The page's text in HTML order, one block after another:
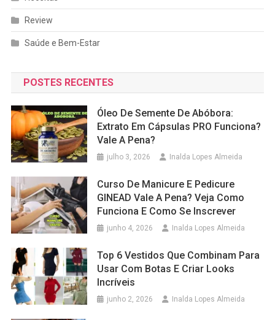
Review
Saúde e Bem-Estar
POSTES RECENTES
Óleo De Semente De Abóbora:
Extrato Em Cápsulas PRO Funciona?
Vale A Pena?
julho 3, 2026 Inalda Lopes Almeida
Curso De Manicure E Pedicure
GINEAD Vale A Pena? Veja Como
Funciona E Como Se Inscrever
junho 4, 2026 Inalda Lopes Almeida
Top 6 Vestidos Que Combinam Para
Usar Com Botas E Criar Looks
Incríveis
junho 2, 2026 Inalda Lopes Almeida